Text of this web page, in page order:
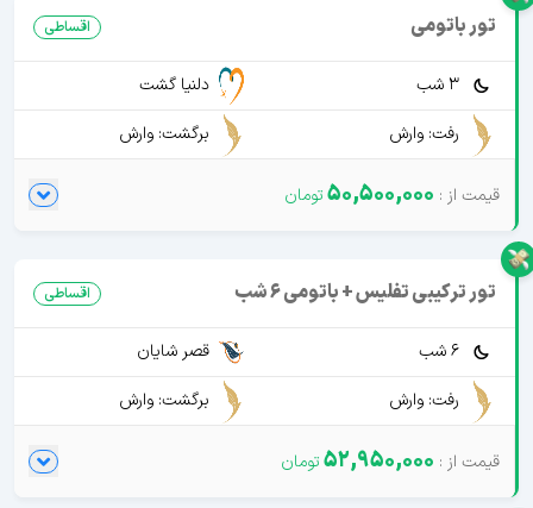
تور باتومی اقساطی
3 شب
دلنیا گشت
رفت: وارش
برگشت: وارش
50,500,000
تور ترکیبی تفلیس + باتومی 6 شب اقساطی
6 شب
قصر شایان
رفت: وارش
برگشت: وارش
52,950,000